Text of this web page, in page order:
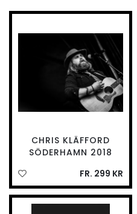
CHRIS KLÄFFORD
SÖDERHAMN 2018
FR. 299 KR